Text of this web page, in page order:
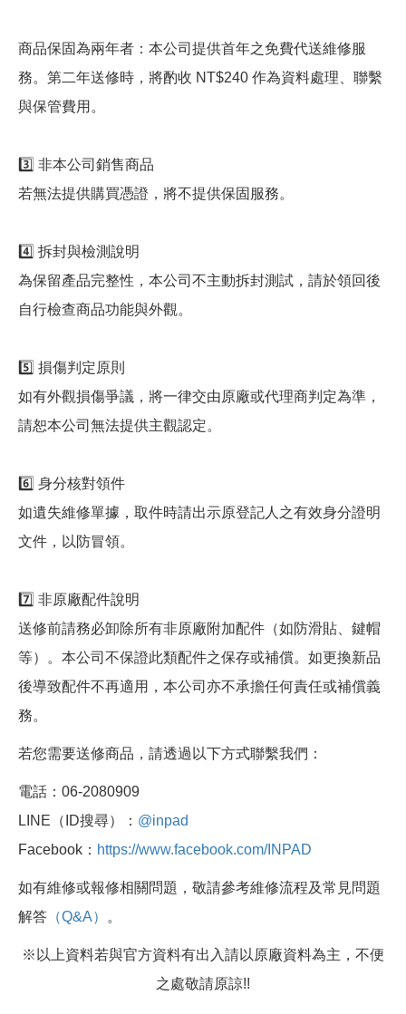
商品保固為兩年者：本公司提供首年之免費代送維修服
務。第二年送修時，將酌收 NT$240 作為資料處理、聯繫
與保管費用。
3️⃣ 非本公司銷售商品
若無法提供購買憑證，將不提供保固服務。
4️⃣ 拆封與檢測說明
為保留產品完整性，本公司不主動拆封測試，請於領回後
自行檢查商品功能與外觀。
5️⃣ 損傷判定原則
如有外觀損傷爭議，將一律交由原廠或代理商判定為準，
請恕本公司無法提供主觀認定。
6️⃣ 身分核對領件
如遺失維修單據，取件時請出示原登記人之有效身分證明
文件，以防冒領。
7️⃣ 非原廠配件說明
送修前請務必卸除所有非原廠附加配件（如防滑貼、鍵帽
等）。本公司不保證此類配件之保存或補償。如更換新品
後導致配件不再適用，本公司亦不承擔任何責任或補償義
務。
若您需要送修商品，請透過以下方式聯繫我們：
電話：06-2080909
LINE（ID搜尋）： @inpad
Facebook： https://www.facebook.com/INPAD
如有維修或報修相關問題，敬請參考維修流程及常見問題
解答 （Q&A） 。
※以上資料若與官方資料有出入請以原廠資料為主，不便
之處敬請原諒!!